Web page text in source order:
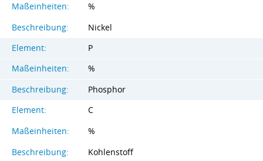
Maßeinheiten:
%
Beschreibung:
Nickel
Element:
P
Maßeinheiten:
%
Beschreibung:
Phosphor
Element:
C
Maßeinheiten:
%
Beschreibung:
Kohlenstoff